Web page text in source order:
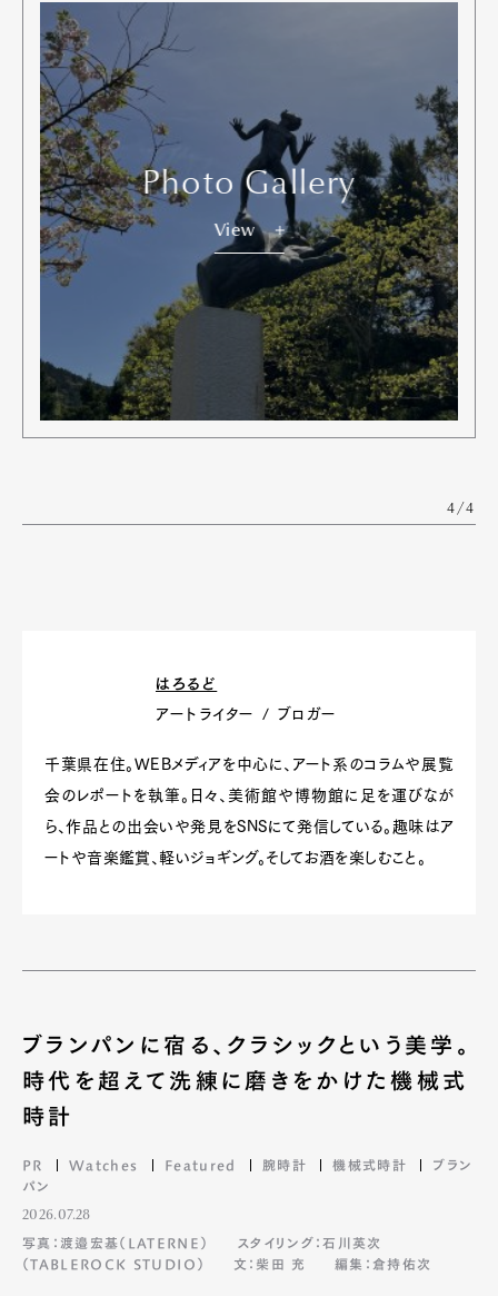
Photo Gallery
View
4/4
はろるど
アートライター / ブロガー
千葉県在住。WEBメディアを中心に、アート系のコラムや展覧
会のレポートを執筆。日々、美術館や博物館に足を運びなが
ら、作品との出会いや発見をSNSにて発信している。趣味はア
ートや音楽鑑賞、軽いジョギング。そしてお酒を楽しむこと。
ブランパンに宿る、クラシックという美学。
時代を超えて洗練に磨きをかけた機械式
時計
PR Watches Featured 腕時計 機械式時計
ブラン
パン
2026.07.28
写真：渡邉宏基（LATERNE）
スタイリング：石川英次
（TABLEROCK STUDIO）
文：柴田 充 編集：倉持佑次